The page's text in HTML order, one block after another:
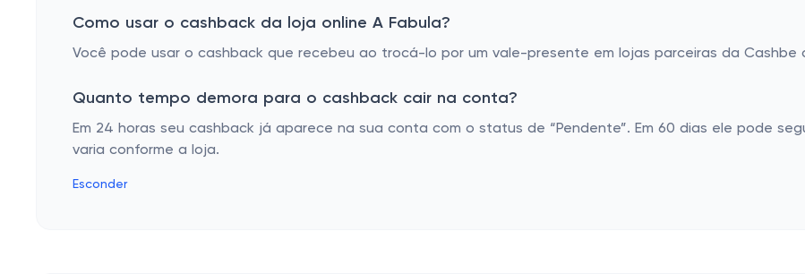
Como usar o cashback da loja online A Fabula?
Você pode usar o cashback que recebeu ao trocá-lo por um vale-presente em lojas parceiras da Cashbe
Quanto tempo demora para o cashback cair na conta?
Em 24 horas seu cashback já aparece na sua conta com o status de “Pendente”. Em 60 dias ele pode
varia conforme a loja.
Esconder